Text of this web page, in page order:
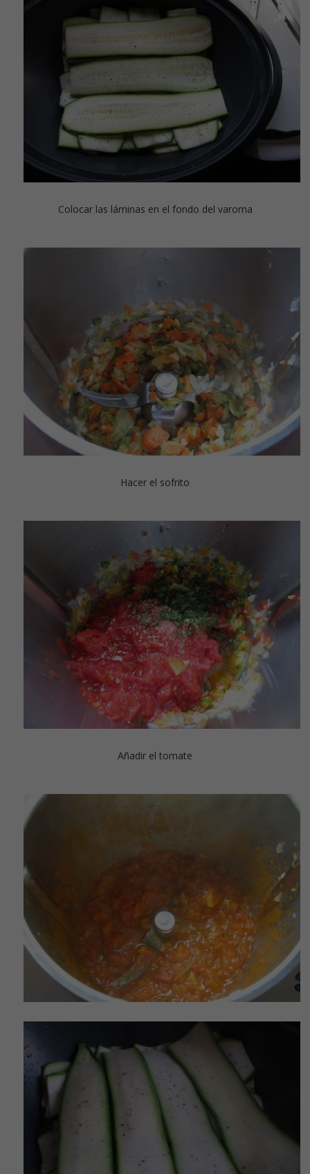
Colocar las láminas en el fondo del varoma
Hacer el sofrito
Añadir el tomate